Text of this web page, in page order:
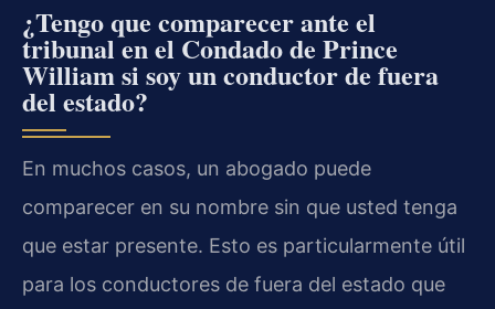
¿Tengo que comparecer ante el
tribunal en el Condado de Prince
William si soy un conductor de fuera
del estado?
En muchos casos, un abogado puede
comparecer en su nombre sin que usted tenga
que estar presente. Esto es particularmente útil
para los conductores de fuera del estado que